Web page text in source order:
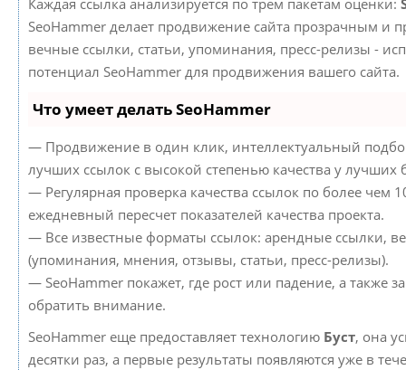
Каждая ссылка анализируется по трем пакетам оценки:
SeoHammer делает продвижение сайта прозрачным и
вечные ссылки, статьи, упоминания, пресс-релизы -
потенциал SeoHammer для продвижения вашего сайта.
Что умеет делать SeoHammer
— Продвижение в один клик, интеллектуальный
лучших ссылок с высокой степенью качества у лучших
— Регулярная проверка качества ссылок по более чем
ежедневный пересчет показателей качества проекта.
— Все известные форматы ссылок: арендные ссылки,
(упоминания, мнения, отзывы, статьи, пресс-релизы).
— SeoHammer покажет, где рост или падение, а также
обратить внимание.
SeoHammer еще предоставляет технологию Буст, она
десятки раз, а первые результаты появляются уже в